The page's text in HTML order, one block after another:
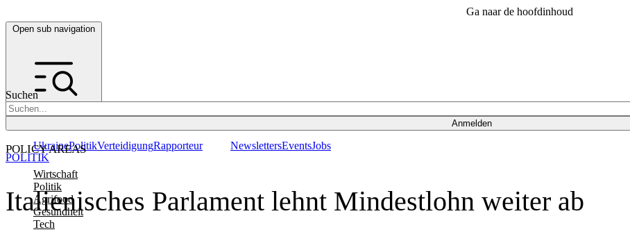
Ga naar de hoofdinhoud
Open sub navigation
Suchen
Anmelden
POLICY AREAS
Wirtschaft
Politik
Agrifood
Gesundheit
Tech
UkrainePolitikVerteidigungRapporteur NewslettersEventsJobs
Italienisches Parlament lehnt Mindestlohn weiter ab
POLITIK